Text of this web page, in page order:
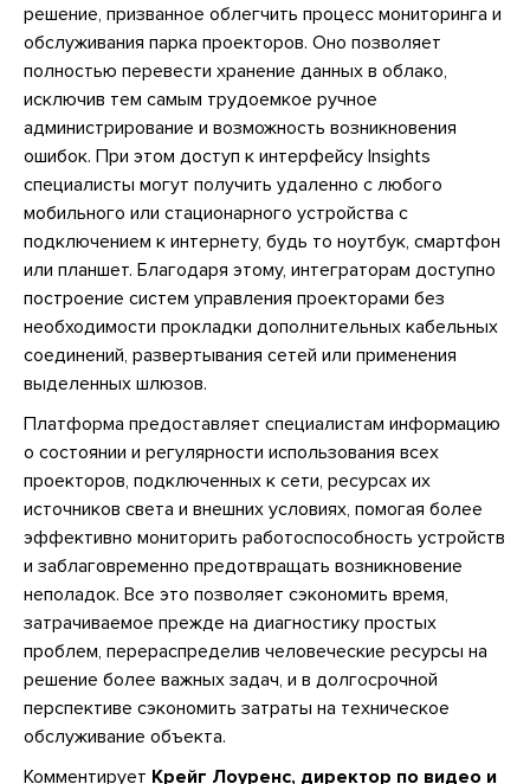
решение, призванное облегчить процесс мониторинга и
обслуживания парка проекторов. Оно позволяет
полностью перевести хранение данных в облако,
исключив тем самым трудоемкое ручное
администрирование и возможность возникновения
ошибок. При этом доступ к интерфейсу Insights
специалисты могут получить удаленно с любого
мобильного или стационарного устройства с
подключением к интернету, будь то ноутбук, смартфон
или планшет. Благодаря этому, интеграторам доступно
построение систем управления проекторами без
необходимости прокладки дополнительных кабельных
соединений, развертывания сетей или применения
выделенных шлюзов.
Платформа предоставляет специалистам информацию
о состоянии и регулярности использования всех
проекторов, подключенных к сети, ресурсах их
источников света и внешних условиях, помогая более
эффективно мониторить работоспособность устройств
и заблаговременно предотвращать возникновение
неполадок. Все это позволяет сэкономить время,
затрачиваемое прежде на диагностику простых
проблем, перераспределив человеческие ресурсы на
решение более важных задач, и в долгосрочной
перспективе сэкономить затраты на техническое
обслуживание объекта.
Комментирует Крейг Лоуренс, директор по видео и